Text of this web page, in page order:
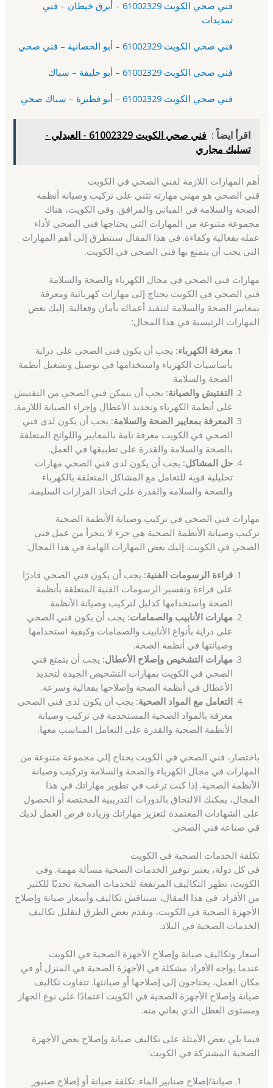
فني صحي الكويت 61002329 – أبرق خيطان – فني
تمديدات
فني صحي الكويت 61002329 – أبو الحصانية – فني صحي
فني صحي الكويت 61002329 – أبو حليفة – سباك
فني صحي الكويت 61002329 – أبو فطيرة – سباك صحي
اقرأ ايضاً :
فني صحي الكويت 61002329 - العبدلي -
تسليك مجاري
أهم المهارات اللازمة لفني الصحي في الكويت
فني الصحي هو مهني مهارته تثني على تركيب وصيانة أنظمة
الصحة والسلامة في المباني والمرافق. وفي الكويت، هناك
مجموعة متنوعة من المهارات التي يحتاجها فني الصحي لأداء
عمله بفعالية وكفاءة. في هذا المقال سنتطرق إلى أهم المهارات
التي يجب أن يتمتع بها فني الصحي في الكويت.
مهارات فني الصحي في مجال الكهرباء والصحة والسلامة
فني الصحي في الكويت يحتاج إلى مهارات كهربائية ومعرفة
بمعايير الصحة والسلامة لتنفيذ أعماله بأمان وفعالية. إليك بعض
المهارات الرئيسية في هذا المجال:
معرفة الكهرباء: يجب أن يكون فني الصحي على دراية
بأساسيات الكهرباء واستخدامها في توصيل وتشغيل أنظمة
الصحة والسلامة.
التفتيش والصيانة: يجب أن يتمكن فني الصحي من التفتيش
على أنظمة الكهرباء وتحديد الأعطال وإجراء الصيانة اللازمة.
المعرفة بمعايير الصحة والسلامة: يجب أن يكون لدى فني
الصحي في الكويت معرفة تامة بالمعايير واللوائح المتعلقة
بالصحة والسلامة والقدرة على تطبيقها في العمل.
حل المشاكل: يجب أن يكون لدى فني الصحي مهارات
تحليلية قوية للتعامل مع المشاكل المتعلقة بالكهرباء
والصحة والسلامة والقدرة على اتخاذ القرارات السليمة.
مهارات فني الصحي في تركيب وصيانة الأنظمة الصحية
تركيب وصيانة الأنظمة الصحية هي جزء لا يتجزأ من عمل فني
الصحي في الكويت. إليك بعض المهارات الهامة في هذا المجال:
قراءة الرسومات الفنية: يجب أن يكون فني الصحي قادرًا
على قراءة وتفسير الرسومات الفنية المتعلقة بأنظمة
الصحة واستخدامها كدليل لتركيب وصيانة الأنظمة.
مهارات الأنابيب والصمامات: يجب أن يكون فني الصحي
على دراية بأنواع الأنابيب والصمامات وكيفية استخدامها
وصيانتها في أنظمة الصحة.
مهارات التشخيص وإصلاح الأعطال: يجب أن يتمتع فني
الصحي في الكويت بمهارات التشخيص الجيدة لتحديد
الأعطال في أنظمة الصحة وإصلاحها بفعالية وسرعة.
التعامل مع المواد الصحية: يجب أن يكون لدى فني الصحي
معرفة بالمواد الصحية المستخدمة في تركيب وصيانة
الأنظمة الصحية والقدرة على التعامل المناسب معها.
باختصار، فني الصحي في الكويت يحتاج إلى مجموعة متنوعة من
المهارات في مجال الكهرباء والصحة والسلامة وتركيب وصيانة
الأنظمة الصحية. إذا كنت ترغب في تطوير مهاراتك في هذا
المجال، يمكنك الالتحاق بالدورات التدريبية المختصة أو الحصول
على الشهادات المعتمدة لتعزيز مهاراتك وزيادة فرص العمل لديك
في صناعة فني الصحي.
تكلفة الخدمات الصحية في الكويت
في كل دولة، يعتبر توفير الخدمات الصحية مسألة مهمة. وفي
الكويت، تظهر التكاليف المرتفعة للخدمات الصحية تحديًا للكثير
من الأفراد. في هذا المقال، سنناقش تكاليف وأسعار صيانة وإصلاح
الأجهزة الصحية في الكويت، ونقدم بعض الطرق لتقليل تكاليف
الخدمات الصحية في البلاد.
أسعار وتكاليف صيانة وإصلاح الأجهزة الصحية في الكويت
عندما يواجه الأفراد مشكلة في الأجهزة الصحية في المنزل أو في
مكان العمل، يحتاجون إلى إصلاحها أو صيانتها. تتفاوت تكاليف
صيانة وإصلاح الأجهزة الصحية في الكويت اعتمادًا على نوع الجهاز
ومستوى العطل الذي يعاني منه.
فيما يلي بعض الأمثلة على تكاليف صيانة وإصلاح بعض الأجهزة
الصحية المشتركة في الكويت:
صيانة/إصلاح صنابير الماء: تكلفة صيانة أو إصلاح صنبور